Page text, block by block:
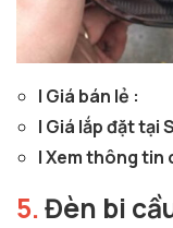
| Giá bán lẻ :
| Giá lắp đặt tại
| Xem thông tin
5.Đèn bi